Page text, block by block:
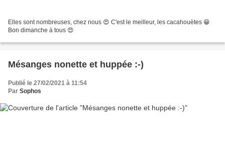
Elles sont nombreuses, chez nous 😍 C'est le meilleur, les cacahouètes 😁
Bon dimanche à tous 😍
Mésanges nonette et huppée :-)
Publié le 27/02/2021 à 11:54
Par Sophos